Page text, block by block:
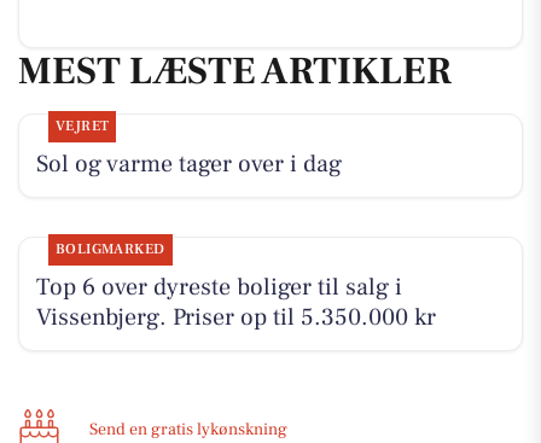
MEST LÆSTE ARTIKLER
VEJRET
Sol og varme tager over i dag
BOLIGMARKED
Top 6 over dyreste boliger til salg i
Vissenbjerg. Priser op til 5.350.000 kr
Send en gratis lykønskning